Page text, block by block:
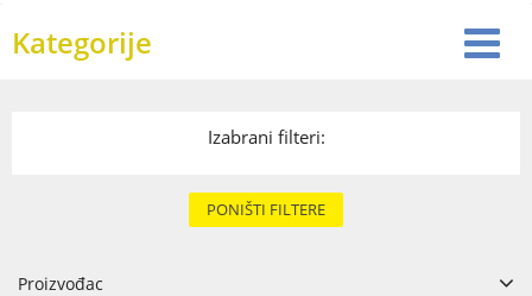
Kategorije
Izabrani filteri:
PONIŠTI FILTERE
Proizvođac